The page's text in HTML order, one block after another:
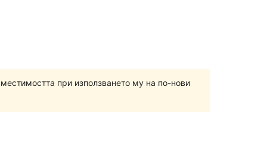
при използването му на по-нови